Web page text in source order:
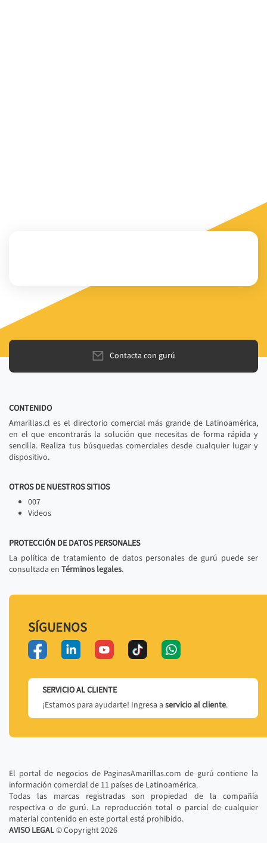
Contacta con gurú
CONTENIDO
Amarillas.cl es el directorio comercial más grande de Latinoamérica,
en el que encontrarás la solución que necesitas de forma rápida y
sencilla. Realiza tus búsquedas comerciales desde cualquier lugar y
dispositivo.
OTROS DE NUESTROS SITIOS
007
Videos
PROTECCIÓN DE DATOS PERSONALES
La política de tratamiento de datos personales de gurú puede ser
consultada en Términos legales.
SÍGUENOS
SERVICIO AL CLIENTE
¡Estamos para ayudarte! Ingresa a servicio al cliente.
El portal de negocios de PaginasAmarillas.com de gurú contiene la
información comercial de 11 países de Latinoamérica.
Todas las marcas registradas son propiedad de la compañía
respectiva o de gurú. La reproducción total o parcial de cualquier
material contenido en este portal está prohibido.
AVISO LEGAL© Copyright2026